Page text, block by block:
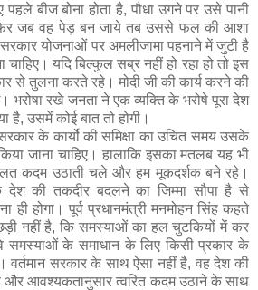
बीज बोना होता है, पौधा उगने पर उसे पानी
जब वह पेड़ बन जाये तब उससे फल की आशा
सरकार योजनाओं पर अमलीजामा पहनाने में जुटी है
यदि बिल्कुल सब्र नहीं हो रहा हो तो इस
से तुलना करते रहे। मोदी जी की कार्य करने की
भरोषा रखे जनता ने एक व्यक्ति के भरोषे पूरा देश
है, उसमें कोई बात तो होगी।
की समिक्षा का उचित समय उसके
जाना चाहिए। हालाकि इसका मतलब यह भी
कदम उठाती चले और हम मूकदर्शक बने रहे।
देश की तकदीर बदलने का जिम्मा सौपा है से
ही होगा। पूर्व प्रधानमंत्री मनमोहन सिंह कहते
नहीं है, कि समस्याओं का हल चुटकियों में कर
समस्याओं के समाधान के लिए किसी प्रकार के
वर्तमान सरकार के साथ ऐसा नहीं है, वह देश की
और आवश्यकतानुसार त्वरित कदम उठाने के साथ